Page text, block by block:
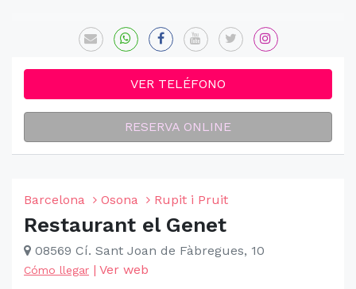
VER TELÉFONO
RESERVA ONLINE
Barcelona Osona Rupit i Pruit
Restaurant el Genet
08569 Cí. Sant Joan de Fàbregues, 10
Cómo llegar | Ver web